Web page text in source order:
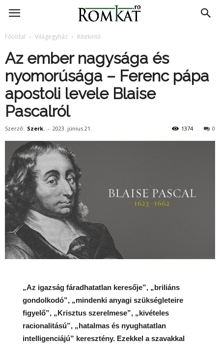
RomKat.ro
Főoldal Világegyház Kitekintő
Az ember nagysága és
nyomorúsága – Ferenc pápa
apostoli levele Blaise
Pascalról
Szerző: Szerk. - 2023. június 21. 0
1374
„Az igazság fáradhatatlan keresője”, „briliáns
gondolkodó”, „mindenki anyagi szükségleteire
figyelő”, „Krisztus szerelmese”, „kivételes
racionalitású”, „hatalmas és nyughatatlan
intelligenciájú” keresztény. Ezekkel a szavakkal